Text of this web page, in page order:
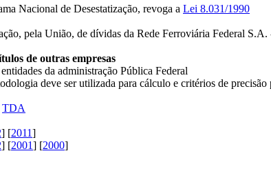
Nacional de Desestatização, revoga a Lei 8.031/1990
pela União, de dívidas da Rede Ferroviária Federal
de outras empresas
da administração Pública Federal
deve ser utilizada para cálculo e critérios de
TDA
] [2011]
] [2001] [2000]